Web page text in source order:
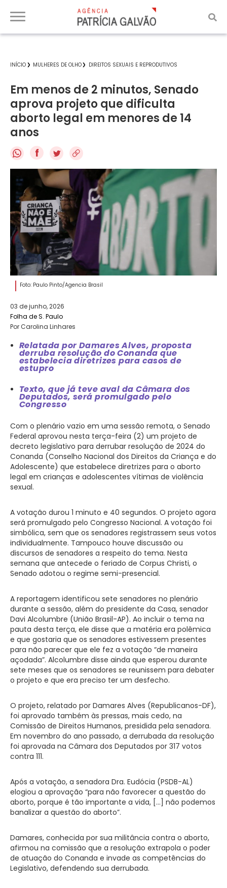
INÍCIO MULHERES DE OLHO DIREITOS SEXUAIS E REPRODUTIVOS
Em menos de 2 minutos, Senado
aprova projeto que dificulta
aborto legal em menores de 14
anos
f
Foto: Paulo Pinto/Agencia Brasil
03 de junho, 2026
Folha de S. Paulo
Por Carolina Linhares
Relatada por Damares Alves, proposta
derruba resolução do Conanda que
estabelecia diretrizes para casos de
estupro
Texto, que já teve aval da Câmara dos
Deputados, será promulgado pelo
Congresso
Com o plenário vazio em uma sessão remota, o Senado
Federal aprovou nesta terça-feira (2) um projeto de
decreto legislativo para derrubar resolução de 2024 do
Conanda (Conselho Nacional dos Direitos da Criança e do
Adolescente) que estabelece diretrizes para o aborto
legal em crianças e adolescentes vítimas de violência
sexual.
A votação durou 1 minuto e 40 segundos. O projeto agora
será promulgado pelo Congresso Nacional. A votação foi
simbólica, sem que os senadores registrassem seus votos
individualmente. Tampouco houve discussão ou
discursos de senadores a respeito do tema. Nesta
semana que antecede o feriado de Corpus Christi, o
Senado adotou o regime semi-presencial.
A reportagem identificou sete senadores no plenário
durante a sessão, além do presidente da Casa, senador
Davi Alcolumbre (União Brasil-AP). Ao incluir o tema na
pauta desta terça, ele disse que a matéria era polêmica
e que gostaria que os senadores estivessem presentes
para não parecer que ele fez a votação “de maneira
açodada”. Alcolumbre disse ainda que esperou durante
sete meses que os senadores se reunissem para debater
o projeto e que era preciso ter um desfecho.
O projeto, relatado por Damares Alves (Republicanos-DF),
foi aprovado também às pressas, mais cedo, na
Comissão de Direitos Humanos, presidida pela senadora.
Em novembro do ano passado, a derrubada da resolução
foi aprovada na Câmara dos Deputados por 317 votos
contra 111.
Após a votação, a senadora Dra. Eudócia (PSDB-AL)
elogiou a aprovação “para não favorecer a questão do
aborto, porque é tão importante a vida, […] não podemos
banalizar a questão do aborto”.
Damares, conhecida por sua militância contra o aborto,
afirmou na comissão que a resolução extrapola o poder
de atuação do Conanda e invade as competências do
Legislativo, defendendo sua derrubada.